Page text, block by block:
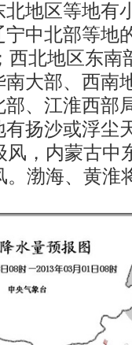
地区等地有
中北部等地
西北地区东南
大部、西南
、江淮西部
扬沙或浮尘
，内蒙古中
渤海、黄淮